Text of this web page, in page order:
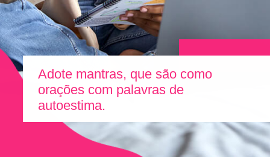
Adote mantras, que são como
orações com palavras de
autoestima.